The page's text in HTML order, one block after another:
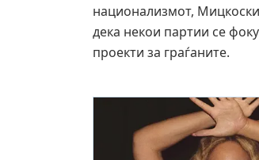
национализмот,
дека некои партии се
проекти за граѓаните.